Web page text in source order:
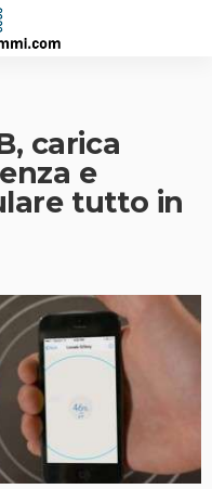
carica
e
tutto in